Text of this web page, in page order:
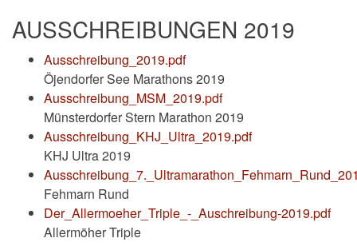
AUSSCHREIBUNGEN 2019
Ausschreibung_2019.pdf
Öjendorfer See Marathons 2019
Ausschreibung_MSM_2019.pdf
Münsterdorfer Stern Marathon 2019
Ausschreibung_KHJ_Ultra_2019.pdf
KHJ Ultra 2019
Fehmarn Rund
Der_Allermoeher_Triple_-_Auschreibung-2019.pdf
Allermöher Triple